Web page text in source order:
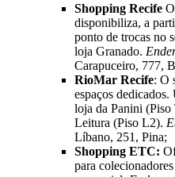
Shopping Recife
disponibiliza, a
ponto de trocas no
loja Granado.
Carapuceiro, 777,
RioMar Recife: O
espaços
loja da Panini
Leitura (Piso L2).
Líbano, 251, Pina;
Shopping ETC:
para